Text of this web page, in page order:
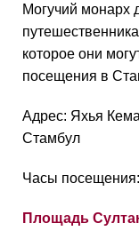
Могучий монарх
которое они
посещения в
Адрес: Яхья
Стамбул
Часы
Площадь